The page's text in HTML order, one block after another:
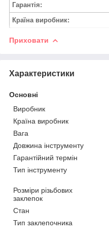
Гарантія:
Країна виробник:
Приховати
Характеристики
Основні
Виробник
Країна виробник
Вага
Довжина інструменту
Гарантійний термін
Тип інструменту
Розміри різьбових
заклепок
Стан
Тип заклепочника